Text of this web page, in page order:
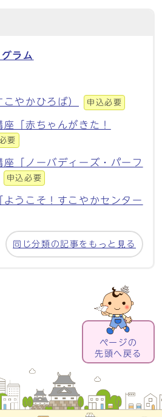
ラム
やかひろば） 申込必要
「赤ちゃんがきた！
要
「ノーバディーズ・パーフ
申込必要
ようこそ！すこやかセンター
同じ分類の記事をもっと見る
ページの
先頭へ戻る